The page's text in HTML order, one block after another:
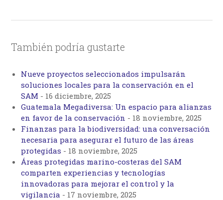
También podría gustarte
Nueve proyectos seleccionados impulsarán
soluciones locales para la conservación en el
SAM - 16 diciembre, 2025
Guatemala Megadiversa: Un espacio para alianzas
en favor de la conservación - 18 noviembre, 2025
Finanzas para la biodiversidad: una conversación
necesaria para asegurar el futuro de las áreas
protegidas - 18 noviembre, 2025
Áreas protegidas marino-costeras del SAM
comparten experiencias y tecnologías
innovadoras para mejorar el control y la
vigilancia - 17 noviembre, 2025